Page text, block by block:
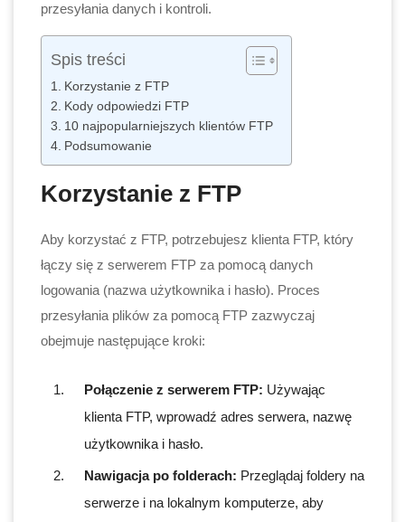
przesyłania danych i kontroli.
Spis treści
Korzystanie z FTP
Kody odpowiedzi FTP
10 najpopularniejszych klientów FTP
Podsumowanie
Korzystanie z FTP
Aby korzystać z FTP, potrzebujesz klienta FTP, który
łączy się z serwerem FTP za pomocą danych
logowania (nazwa użytkownika i hasło). Proces
przesyłania plików za pomocą FTP zazwyczaj
obejmuje następujące kroki:
Połączenie z serwerem FTP: Używając
klienta FTP, wprowadź adres serwera, nazwę
użytkownika i hasło.
Nawigacja po folderach: Przeglądaj foldery na
serwerze i na lokalnym komputerze, aby